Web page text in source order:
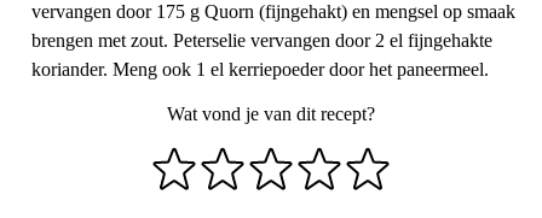
vervangen door 175 g Quorn (fijngehakt) en mengsel op smaak
brengen met zout. Peterselie vervangen door 2 el fijngehakte
koriander. Meng ook 1 el kerriepoeder door het paneermeel.
Wat vond je van dit recept?